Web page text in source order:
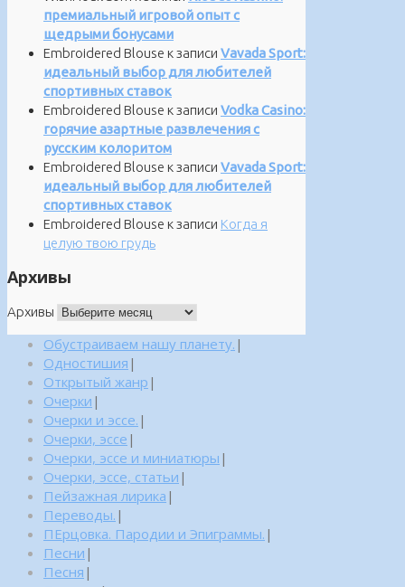
премиальный игровой опыт с
щедрыми бонусами
Embroidered Blouse к записи Vavada Sport:
идеальный выбор для любителей
спортивных ставок
Embroidered Blouse к записи Vodka Casino:
горячие азартные развлечения с
русским колоритом
Embroidered Blouse к записи Vavada Sport:
идеальный выбор для любителей
спортивных ставок
Embroidered Blouse к записи Когда я
целую твою грудь
Архивы
Архивы
Обустраиваем нашу планету. |
Одностишия |
Открытый жанр |
Очерки |
Очерки и эссе. |
Очерки, эссе |
Очерки, эссе и миниатюры |
Очерки, эссе, статьи |
Пейзажная лирика |
Переводы. |
ПЕрцовка. Пародии и Эпиграммы. |
Песни |
Песня |